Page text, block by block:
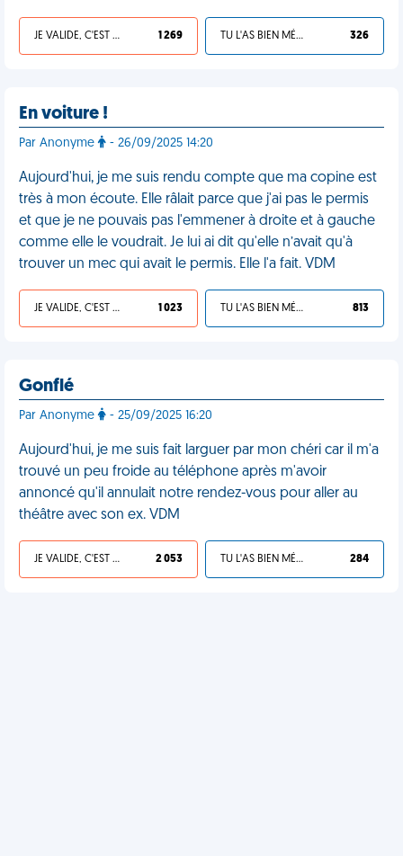
JE VALIDE, C'EST UNE VDM 1 269 TU L'AS BIEN MÉRITÉ 326
En voiture !
Par Anonyme - 26/09/2025 14:20
Aujourd'hui, je me suis rendu compte que ma copine est
très à mon écoute. Elle râlait parce que j'ai pas le permis
et que je ne pouvais pas l'emmener à droite et à gauche
comme elle le voudrait. Je lui ai dit qu'elle n’avait qu'à
trouver un mec qui avait le permis. Elle l'a fait. VDM
JE VALIDE, C'EST UNE VDM 1 023 TU L'AS BIEN MÉRITÉ 813
Gonflé
Par Anonyme - 25/09/2025 16:20
Aujourd'hui, je me suis fait larguer par mon chéri car il m'a
trouvé un peu froide au téléphone après m'avoir
annoncé qu'il annulait notre rendez-vous pour aller au
théâtre avec son ex. VDM
JE VALIDE, C'EST UNE VDM 2 053 TU L'AS BIEN MÉRITÉ 284